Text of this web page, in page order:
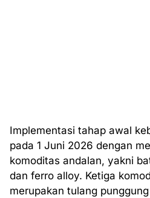
Implementasi tahap awal
pada 1 Juni 2026 dengan
komoditas andalan, yakni
dan ferro alloy. Ketiga
merupakan tulang